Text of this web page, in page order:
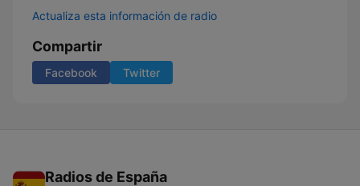
Actualiza esta información de radio
Compartir
Facebook Twitter
Radios de España